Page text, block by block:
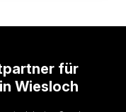
für
Wiesloch